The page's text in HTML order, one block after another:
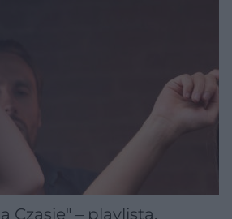
Czasie" – playlista,